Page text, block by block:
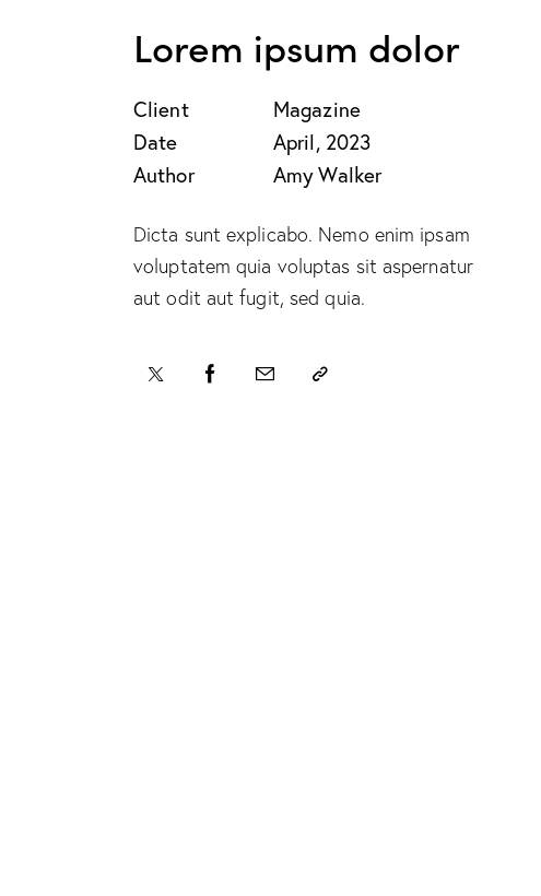
Lorem ipsum dolor
Client
Magazine
Date
April, 2023
Author
Amy Walker
Dicta sunt explicabo. Nemo enim ipsam
voluptatem quia voluptas sit aspernatur
aut odit aut fugit, sed quia.